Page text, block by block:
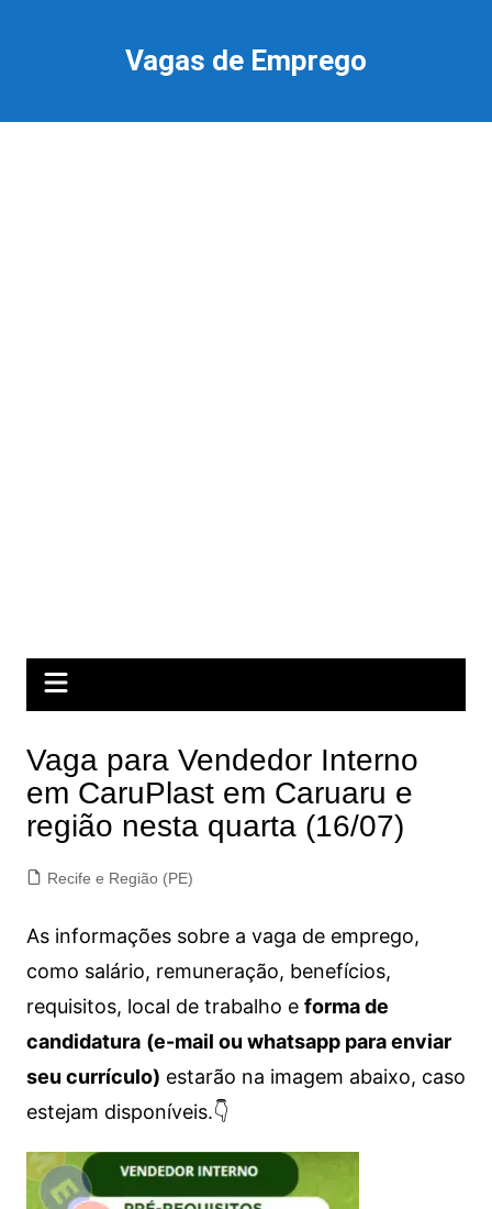
Vagas de Emprego
Vaga para Vendedor Interno
em CaruPlast em Caruaru e
região nesta quarta (16/07)
Recife e Região (PE)
As informações sobre a vaga de emprego,
como salário, remuneração, benefícios,
requisitos, local de trabalho e forma de
candidatura (e-mail ou whatsapp para enviar
seu currículo) estarão na imagem abaixo, caso
estejam disponíveis.👇